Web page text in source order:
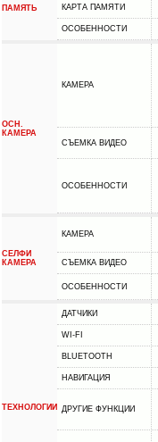
ПАМЯТЬ КАРТА ПАМЯТИ
ОСОБЕННОСТИ
ОСН.
КАМЕРА
КАМЕРА
СЪЕМКА ВИДЕО
ОСОБЕННОСТИ
СЕЛФИ
КАМЕРА
КАМЕРА
СЪЕМКА ВИДЕО
ОСОБЕННОСТИ
ТЕХНОЛОГИИ
ДАТЧИКИ
WI-FI
BLUETOOTH
НАВИГАЦИЯ
ДРУГИЕ ФУНКЦИИ